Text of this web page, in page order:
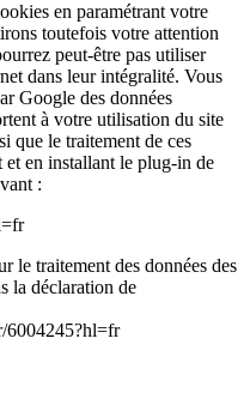
en paramétrant votre
toutefois votre attention
peut-être pas utiliser
dans leur intégralité. Vous
Google des données
à votre utilisation du site
que le traitement de ces
et en installant le plug-in de
:
le traitement des données des
la déclaration de
6004245?hl=fr